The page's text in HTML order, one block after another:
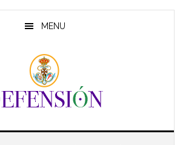
MENU